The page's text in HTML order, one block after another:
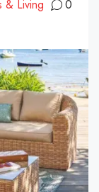
& Living 0